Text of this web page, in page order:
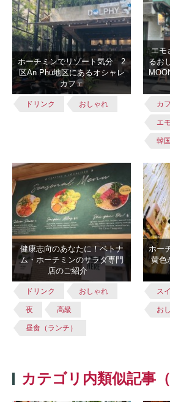
ホーチミンでリゾート気分 2
区An Phu地区にあるオシャレ
カフェ
ドリンク おしゃれ
エモ
るお
カ
エ
韓
健康志向のあなたに！ベトナ
ム・ホーチミンのサラダ専門
店のご紹介
ドリンク おしゃれ
夜 高級
昼食（ランチ）
ホー
黄色
ス
お
カテゴリ内類似記事（